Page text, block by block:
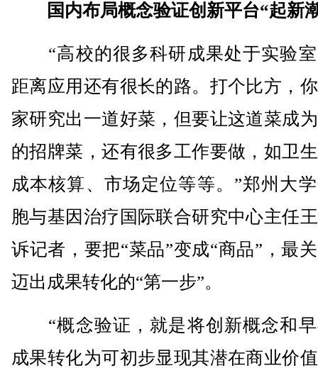
国内布局概念验证创新平台“起新
“高校的很多科研成果处于实验室
距离应用还有很长的路。打个比方，
家研究出一道好菜，但要让这道菜成
的招牌菜，还有很多工作要做，如卫
成本核算、市场定位等等。”郑州大
胞与基因治疗国际联合研究中心主任
诉记者，要把“菜品”变成“商品”，最
迈出成果转化的“第一步”。
“概念验证，就是将创新概念和早
成果转化为可初步显现其潜在商业价